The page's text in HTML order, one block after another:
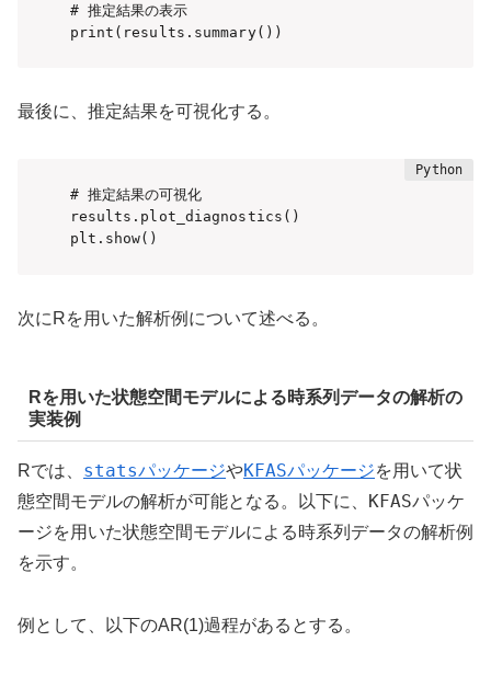
# 推定結果の表示
最後に、推定結果を可視化する。
# 推定結果の可視化
results.plot_diagnostics()
plt.show()
次にRを用いた解析例について述べる。
Rを用いた状態空間モデルによる時系列データの解析の
実装例
Rでは、 statsパッケージやKFASパッケージを用いて状
態空間モデルの解析が可能となる。以下に、 KFASパッケ
ージを用いた状態空間モデルによる時系列データの解析例
を示す。
例として、以下のAR(1)過程があるとする。